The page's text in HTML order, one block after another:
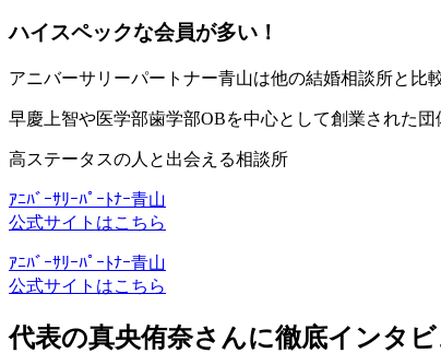
ハイスペックな会員が多い！
アニバーサリーパートナー青山は他の結婚相談所と比
早慶上智や医学部歯学部OBを中心として創業された
高ステータスの人と出会える相談所
ｱﾆﾊﾞｰｻﾘｰﾊﾟｰﾄﾅｰ青山
公式サイトはこちら
ｱﾆﾊﾞｰｻﾘｰﾊﾟｰﾄﾅｰ青山
公式サイトはこちら
代表の真央侑奈さんに徹底インタ